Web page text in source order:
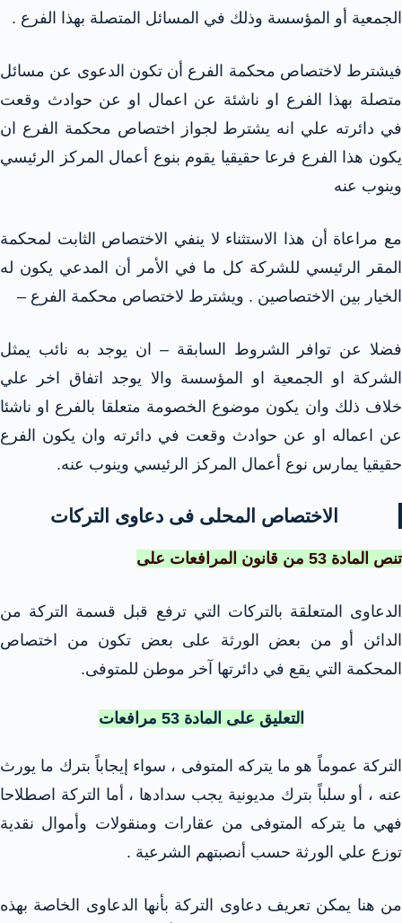
الجمعية أو المؤسسة وذلك في المسائل المتصلة بهذا الفرع .
فيشترط لاختصاص محكمة الفرع أن تكون الدعوى عن مسائل
متصلة بهذا الفرع او ناشئة عن اعمال او عن حوادث وقعت
في دائرته علي انه يشترط لجواز اختصاص محكمة الفرع ان
يكون هذا الفرع فرعا حقيقيا يقوم بنوع أعمال المركز الرئيسي
وينوب عنه
مع مراعاة أن هذا الاستثناء لا ينفي الاختصاص الثابت لمحكمة
المقر الرئيسي للشركة كل ما في الأمر أن المدعي يكون له
الخيار بين الاختصاصين . ويشترط لاختصاص محكمة الفرع –
فضلا عن توافر الشروط السابقة – ان يوجد به نائب يمثل
الشركة او الجمعية او المؤسسة والا يوجد اتفاق اخر علي
خلاف ذلك وان يكون موضوع الخصومة متعلقا بالفرع او ناشئا
عن اعماله او عن حوادث وقعت في دائرته وان يكون الفرع
حقيقيا يمارس نوع أعمال المركز الرئيسي وينوب عنه.
الاختصاص المحلى فى دعاوى التركات
تنص المادة 53 من قانون المرافعات على
الدعاوى المتعلقة بالتركات التي ترفع قبل قسمة التركة من
الدائن أو من بعض الورثة على بعض تكون من اختصاص
المحكمة التي يقع في دائرتها آخر موطن للمتوفى.
التعليق على المادة 53 مرافعات
التركة عموماً هو ما يتركه المتوفى ، سواء إيجاباً بترك ما يورث
عنه ، أو سلباً بترك مديونية يجب سدادها ، أما التركة اصطلاحا
فهي ما يتركه المتوفى من عقارات ومنقولات وأموال نقدية
توزع علي الورثة حسب أنصبتهم الشرعية .
من هنا يمكن تعريف دعاوى التركة بأنها الدعاوى الخاصة بهذه